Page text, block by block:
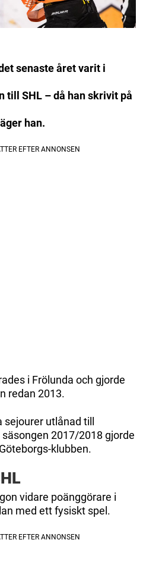
senaste året varit i
till SHL – då han skrivit på
han.
i Frölunda och gjorde
redan 2013.
sejourer utlånad till
2017/2018 gjorde
klubben.
vidare poänggörare i
med ett fysiskt spel.